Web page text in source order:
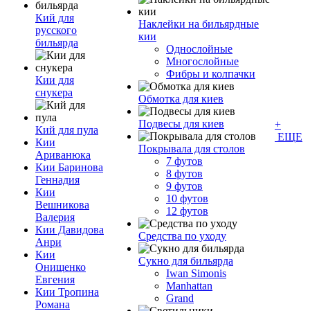
Кий для
русского
бильярда
Кии для
снукера
Кий для пула
Кии
Ариванюка
Кии Баринова
Геннадия
Кии
Вешникова
Валерия
Кии Давидова
Анри
Кии
Онищенко
Евгения
Кии Тропина
Романа
Наклейки на бильярдные
кии
Однослойные
Многослойные
Фибры и колпачки
Обмотка для киев
Подвесы для киев
Покрывала для столов
7 футов
8 футов
9 футов
10 футов
12 футов
Средства по уходу
Сукно для бильярда
Iwan Simonis
Manhattan
Grand
+
ЕЩЕ